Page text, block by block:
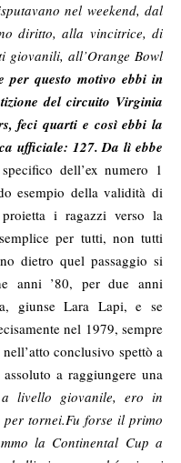
nel weekend, dal
diritto, alla vincitrice, di
giovanili, all’Orange Bowl
per questo motivo ebbi in
del circuito Virginia
feci quarti e così ebbi la
ufficiale: 127. Da lì ebbe
dell’ex numero 1
esempio della validità di
i ragazzi verso la
per tutti, non tutti
dietro quel passaggio si
anni ’80, per due anni
giunse Lara Lapi, e se
nel 1979, sempre
conclusivo spettò a
a raggiungere una
livello giovanile, ero in
per tornei.Fu forse il primo
la Continental Cup a